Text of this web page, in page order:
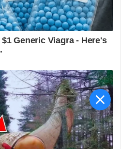
വിദ്യാർഥിയെ മർദിച്ചെന്ന
പരാതിയിൽ പാലക്കാട്
അധ്യാപകനെ
സസ്‌പെൻഡ് ചെയ്തു